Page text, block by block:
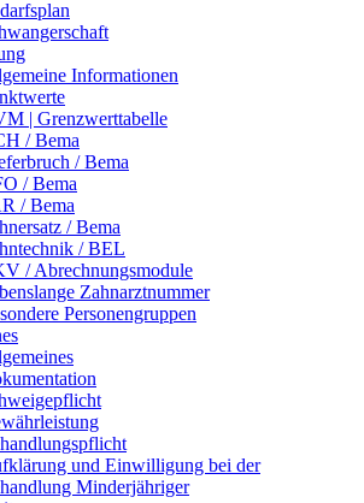
Informationen
| Grenzwerttabelle
/ Bema
/ Bema
/ Bema
/ Bema
/ Bema
/ BEL
/ Abrechnungsmodule
Zahnarztnummer
Personengruppen
und Einwilligung bei der
Minderjähriger